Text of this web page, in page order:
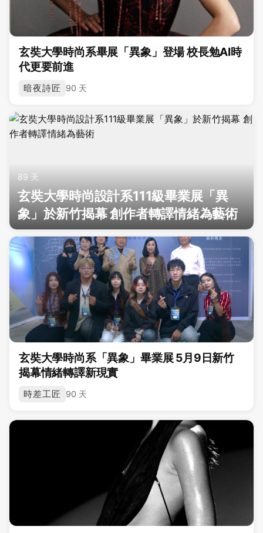
玄奘大學時尚系畢展「異象」登場 校長勉AI時
代更要前進
暗夜詩匠 90 天
89 天
玄奘大學時尚設計系111級畢業展「異
象」於新竹揭幕 創作者轉譯情緒為藝術
玄奘大學時尚系「異象」畢業展 5月9日新竹
揭幕情緒轉譯新現實
時差工匠 90 天